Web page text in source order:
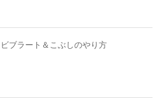
ビブラート＆こぶしのやり方